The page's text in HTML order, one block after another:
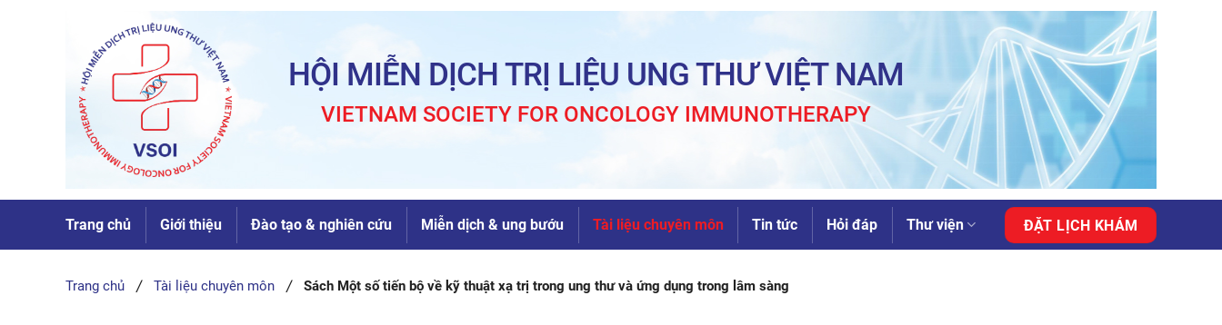
HỘI MIỄN DỊCH TRỊ LIỆU UNG THƯ VIỆT NAM
VIETNAM SOCIETY FOR ONCOLOGY IMMUNOTHERAPY
Trang chủ Giới thiệu Đào tạo & nghiên cứu Miễn dịch & ung bướu Tài liệu chuyên môn Tin tức Hỏi đáp Thư viện ĐẶT LỊCH KHÁM
Trang chủ Tài liệu chuyên môn Sách Một số tiến bộ về kỹ thuật xạ trị trong ung thư và ứng dụng trong lâm sàng